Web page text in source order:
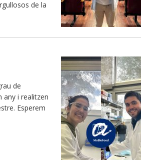
de la
de
any i realitzen
Esperem